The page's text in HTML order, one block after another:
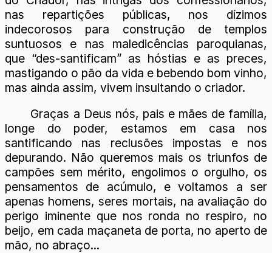
nas repartições públicas, nos dízimos
indecorosos para construção de templos
suntuosos e nas maledicências paroquianas,
que “des-santificam” as hóstias e as preces,
mastigando o pão da vida e bebendo bom vinho,
mas ainda assim, vivem insultando o criador.
Graças a Deus nós, pais e mães de família,
longe do poder, estamos em casa nos
santificando nas reclusões impostas e nos
depurando. Não queremos mais os triunfos de
campões sem mérito, engolimos o orgulho, os
pensamentos de acúmulo, e voltamos a ser
apenas homens, seres mortais, na avaliação do
perigo iminente que nos ronda no respiro, no
beijo, em cada maçaneta de porta, no aperto de
mão, no abraço...